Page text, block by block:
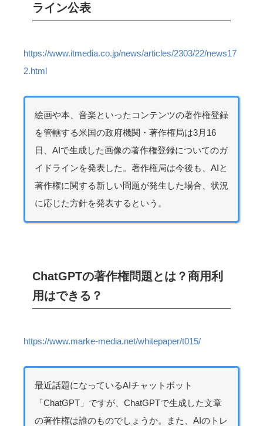
ライン公表
https://www.itmedia.co.jp/news/articles/2303/22/news17
2.html
絵画や本、音楽といったコンテンツの著作権登録
を管轄する米国の政府機関・著作権局は3月16
日、AIで生成した画像の著作権登録についてのガ
イドラインを発表した。著作権局は今後も、AIと
著作権に関する新しい問題が発生した場合、状況
に応じた方針を発表するという。
ChatGPTの著作権問題とは？商用利
用はできる？
https://www.marke-media.net/whitepaper/t015/
最近話題になっているAIチャットボット
「ChatGPT」ですが、ChatGPTで生成した文章
の著作権は誰のものでしょうか。また、AIのトレ